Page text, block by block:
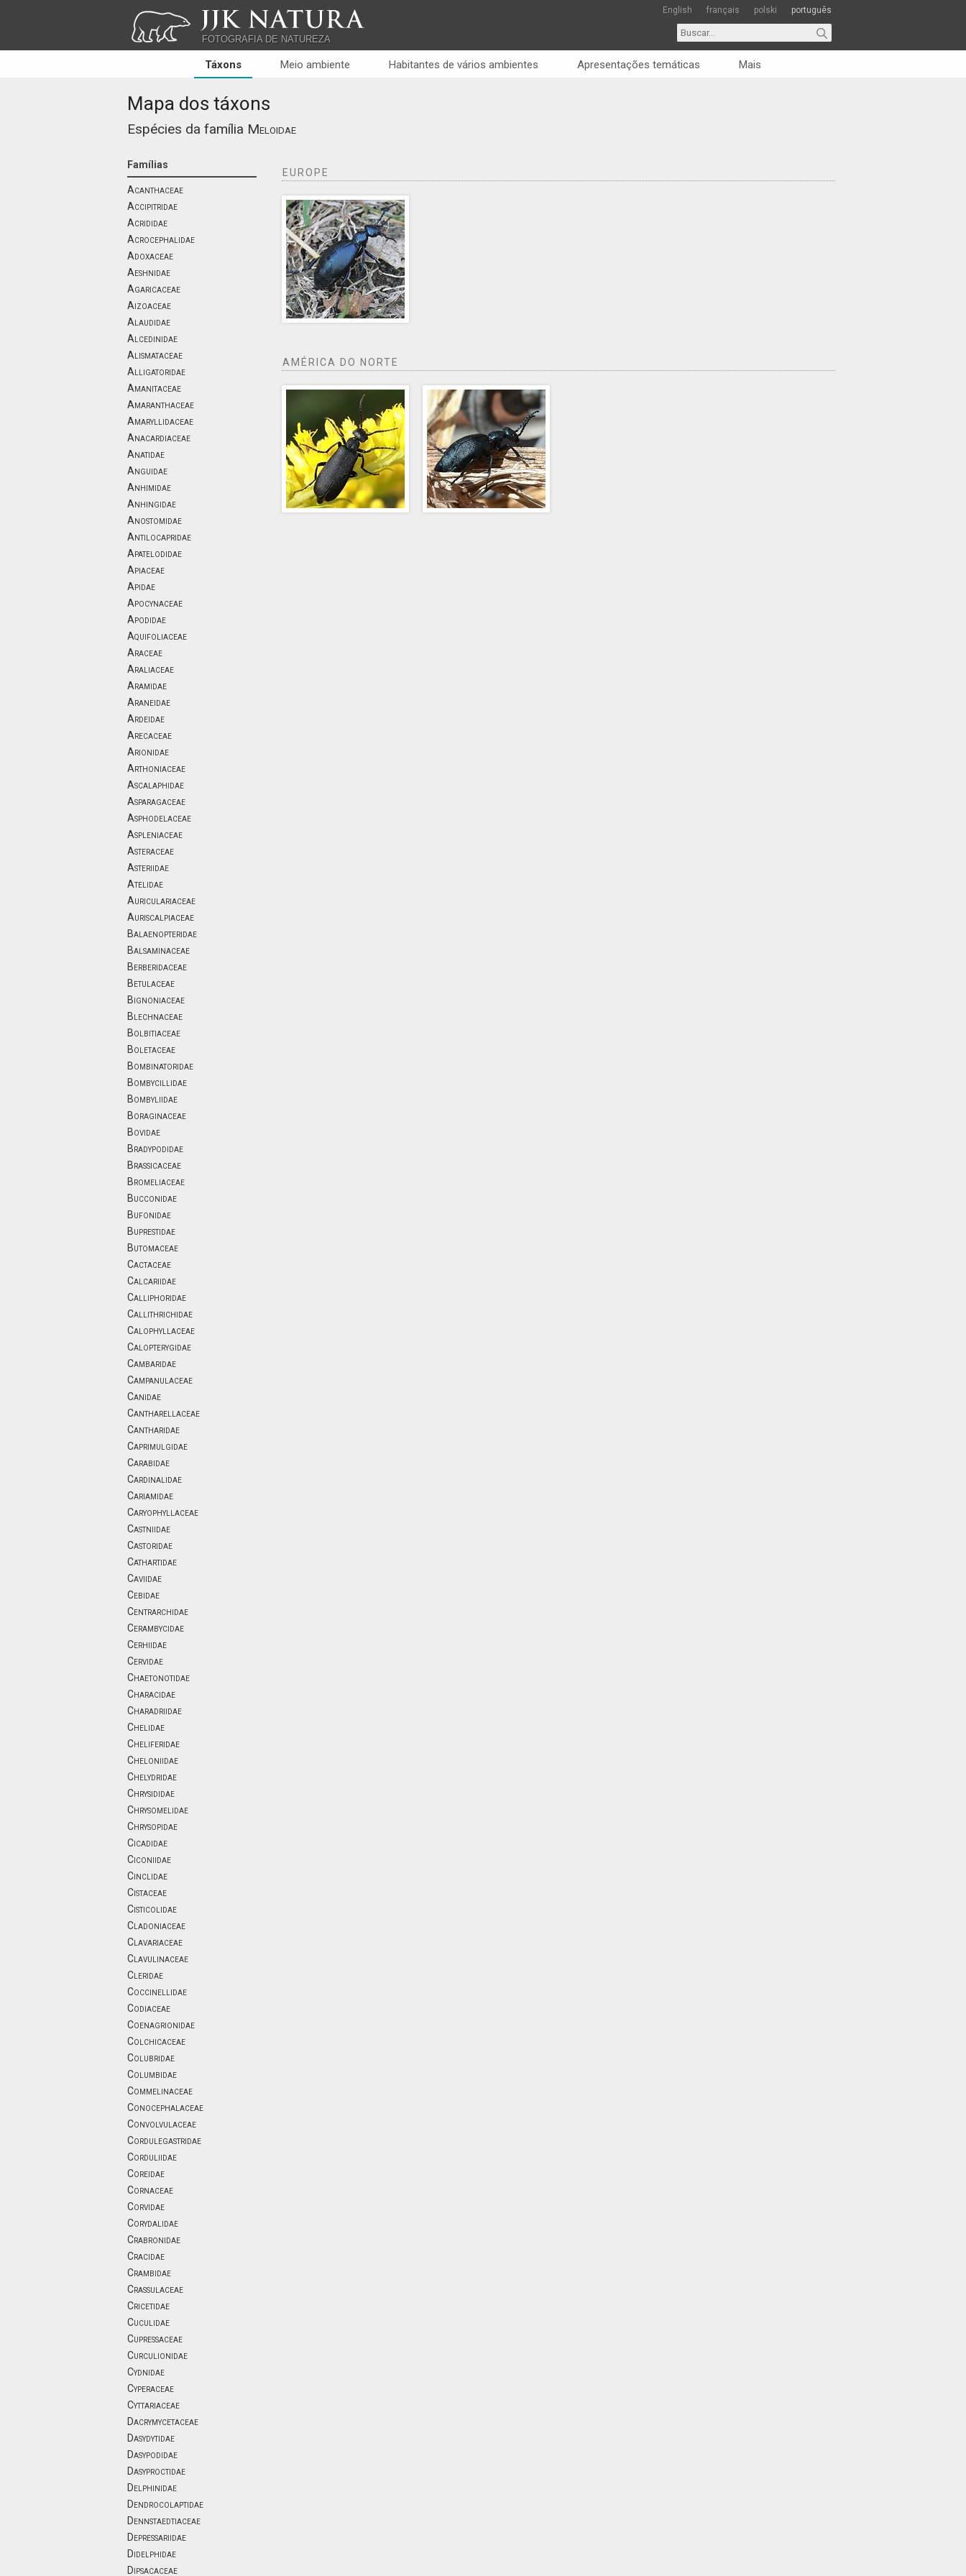
JJK NATURA
FOTOGRAFIA DE NATUREZA
English français polski português
Táxons Meio ambiente Habitantes de vários ambientes Apresentações temáticas Mais
Mapa dos táxons
Espécies da família Meloidae
Famílias
Acanthaceae
Accipitridae
Acrididae
Acrocephalidae
Adoxaceae
Aeshnidae
Agaricaceae
Aizoaceae
Alaudidae
Alcedinidae
Alismataceae
Alligatoridae
Amanitaceae
Amaranthaceae
Amaryllidaceae
Anacardiaceae
Anatidae
Anguidae
Anhimidae
Anhingidae
Anostomidae
Antilocapridae
Apatelodidae
Apiaceae
Apidae
Apocynaceae
Apodidae
Aquifoliaceae
Araceae
Araliaceae
Aramidae
Araneidae
Ardeidae
Arecaceae
Arionidae
Arthoniaceae
Ascalaphidae
Asparagaceae
Asphodelaceae
Aspleniaceae
Asteraceae
Asteriidae
Atelidae
Auriculariaceae
Auriscalpiaceae
Balaenopteridae
Balsaminaceae
Berberidaceae
Betulaceae
Bignoniaceae
Blechnaceae
Bolbitiaceae
Boletaceae
Bombinatoridae
Bombycillidae
Bombyliidae
Boraginaceae
Bovidae
Bradypodidae
Brassicaceae
Bromeliaceae
Bucconidae
Bufonidae
Buprestidae
Butomaceae
Cactaceae
Calcariidae
Calliphoridae
Callithrichidae
Calophyllaceae
Calopterygidae
Cambaridae
Campanulaceae
Canidae
Cantharellaceae
Cantharidae
Caprimulgidae
Carabidae
Cardinalidae
Cariamidae
Caryophyllaceae
Castniidae
Castoridae
Cathartidae
Caviidae
Cebidae
Centrarchidae
Cerambycidae
Cerhiidae
Cervidae
Chaetonotidae
Characidae
Charadriidae
Chelidae
Cheliferidae
Cheloniidae
Chelydridae
Chrysididae
Chrysomelidae
Chrysopidae
Cicadidae
Ciconiidae
Cinclidae
Cistaceae
Cisticolidae
Cladoniaceae
Clavariaceae
Clavulinaceae
Cleridae
Coccinellidae
Codiaceae
Coenagrionidae
Colchicaceae
Colubridae
Columbidae
Commelinaceae
Conocephalaceae
Convolvulaceae
Cordulegastridae
Corduliidae
Coreidae
Cornaceae
Corvidae
Corydalidae
Crabronidae
Cracidae
Crambidae
Crassulaceae
Cricetidae
Cuculidae
Cupressaceae
Curculionidae
Cydnidae
Cyperaceae
Cyttariaceae
Dacrymycetaceae
Dasydytidae
Dasypodidae
Dasyproctidae
Delphinidae
Dendrocolaptidae
Dennstaedtiaceae
Depressariidae
Didelphidae
Dipsacaceae
EUROPE
AMÉRICA DO NORTE